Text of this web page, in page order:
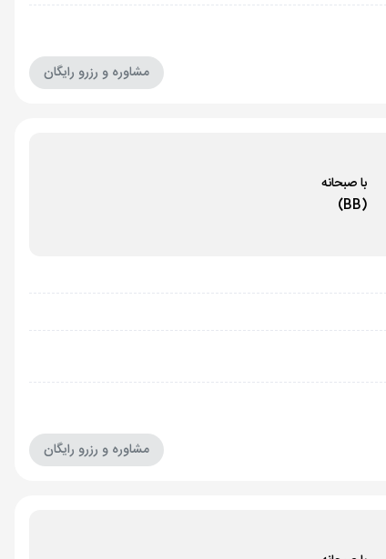
مشاوره و رزرو رایگان
با صبحانه
(BB)
مشاوره و رزرو رایگان